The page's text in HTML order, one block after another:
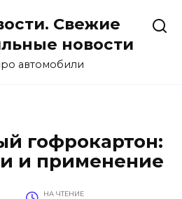
Свежие
новости
автомобили
гофрокартон:
и применение
НА ЧТЕНИЕ